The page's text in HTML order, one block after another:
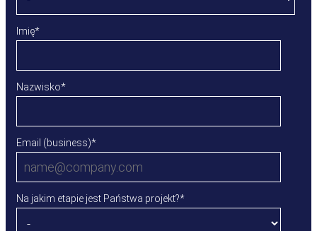
Imię*
Nazwisko*
Email (business)*
Na jakim etapie jest Państwa projekt?*